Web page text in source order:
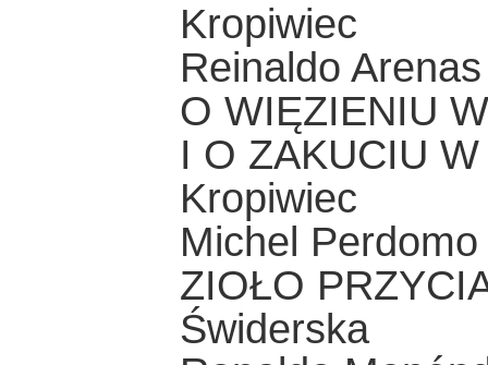
Kropiwiec
Reinaldo Arenas
O WIĘZIENIU
I O ZAKUCIU
Kropiwiec
Michel Perdomo
ZIOŁO
Świderska